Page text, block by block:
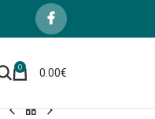
0 0.00€